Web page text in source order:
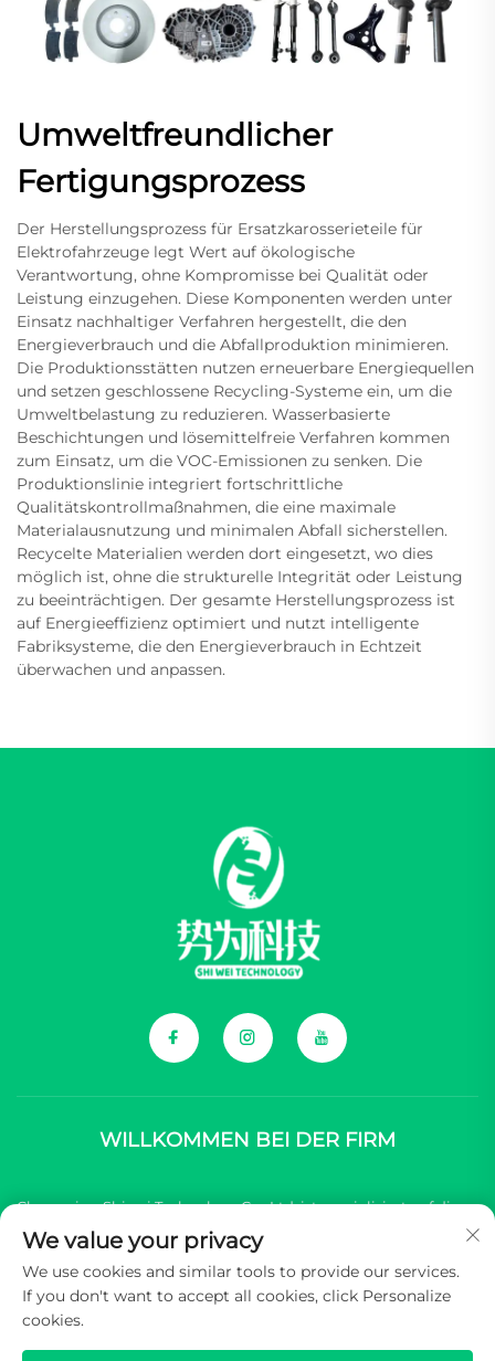
Umweltfreundlicher
Fertigungsprozess
Der Herstellungsprozess für Ersatzkarosserieteile für
Elektrofahrzeuge legt Wert auf ökologische
Verantwortung, ohne Kompromisse bei Qualität oder
Leistung einzugehen. Diese Komponenten werden unter
Einsatz nachhaltiger Verfahren hergestellt, die den
Energieverbrauch und die Abfallproduktion minimieren.
Die Produktionsstätten nutzen erneuerbare Energiequellen
und setzen geschlossene Recycling-Systeme ein, um die
Umweltbelastung zu reduzieren. Wasserbasierte
Beschichtungen und lösemittelfreie Verfahren kommen
zum Einsatz, um die VOC-Emissionen zu senken. Die
Produktionslinie integriert fortschrittliche
Qualitätskontrollmaßnahmen, die eine maximale
Materialausnutzung und minimalen Abfall sicherstellen.
Recycelte Materialien werden dort eingesetzt, wo dies
möglich ist, ohne die strukturelle Integrität oder Leistung
zu beeinträchtigen. Der gesamte Herstellungsprozess ist
auf Energieeffizienz optimiert und nutzt intelligente
Fabriksysteme, die den Energieverbrauch in Echtzeit
überwachen und anpassen.
WILLKOMMEN BEI DER FIRM
Chongqing Shiwei Technology Co., Ltd. ist spezialisiert auf die
umfassende Bereitstellung von Komponenten für chinesische
Marken von neuen Energiefahrzeugen (NEV).
We value your privacy
We use cookies and similar tools to provide our services.
If you don't want to accept all cookies, click Personalize
cookies.